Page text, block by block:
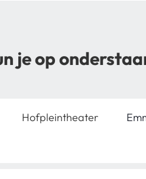
je op
Hofpleintheater